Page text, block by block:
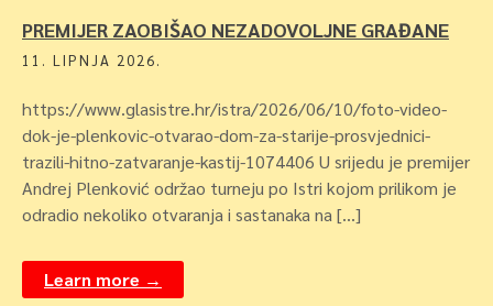
PREMIJER ZAOBIŠAO NEZADOVOLJNE GRAĐANE
11. LIPNJA 2026.
https://www.glasistre.hr/istra/2026/06/10/foto-video-
dok-je-plenkovic-otvarao-dom-za-starije-prosvjednici-
trazili-hitno-zatvaranje-kastij-1074406 U srijedu je premijer
Andrej Plenković održao turneju po Istri kojom prilikom je
odradio nekoliko otvaranja i sastanaka na […]
Learn more →